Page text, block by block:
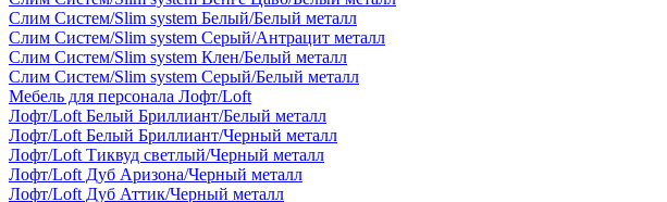
Слим Систем/Slim system Белый/Белый металл
Слим Систем/Slim system Серый/Антрацит металл
Слим Систем/Slim system Клен/Белый металл
Слим Систем/Slim system Серый/Белый металл
Мебель для персонала Лофт/Loft
Лофт/Loft Белый Бриллиант/Белый металл
Лофт/Loft Белый Бриллиант/Черный металл
Лофт/Loft Тиквуд светлый/Черный металл
Лофт/Loft Дуб Аризона/Черный металл
Лофт/Loft Дуб Аттик/Черный металл